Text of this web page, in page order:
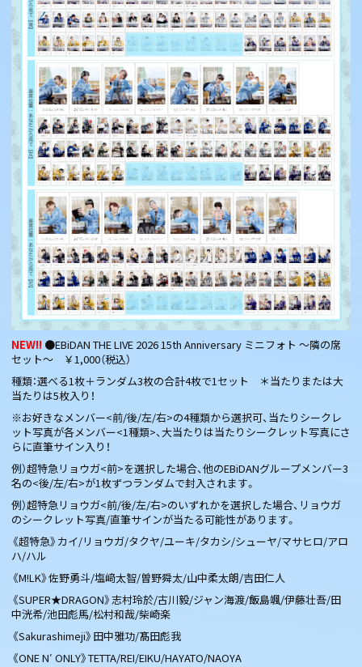
NEW!! ●EBiDAN THE LIVE 2026 15th Anniversary ミニフォト 〜隣の席
セット〜 ￥1,000（税込）
種類：選べる1枚＋ランダム3枚の合計4枚で1セット ＊当たりまたは大
当たりは5枚入り！
※お好きなメンバー<前/後/左/右>の4種類から選択可、当たりシークレ
ット写真が各メンバー<1種類>、大当たりは当たりシークレット写真にさ
らに直筆サイン入り！
例）超特急リョウガ<前>を選択した場合、他のEBiDANグループメンバー3
名の<後/左/右>が1枚ずつランダムで封入されます。
例）超特急リョウガ<前/後/左/右>のいずれかを選択した場合、リョウガ
のシークレット写真/直筆サインが当たる可能性があります。
《超特急》カイ/リョウガ/タクヤ/ユーキ/タカシ/シューヤ/マサヒロ/アロ
ハ/ハル
《M!LK》佐野勇斗/塩﨑太智/曽野舜太/山中柔太朗/吉田仁人
《SUPER★DRAGON》志村玲於/古川毅/ジャン海渡/飯島颯/伊藤壮吾/田
中洸希/池田彪馬/松村和哉/柴崎楽
《Sakurashimeji》田中雅功/髙田彪我
《ONE N′ ONLY》TETTA/REI/EIKU/HAYATO/NAOYA